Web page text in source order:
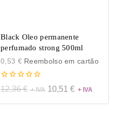
Black Oleo permanente
perfumado strong 500ml
0,53 €Reembolso em cartão
0
de
12,36€ 10,51 €